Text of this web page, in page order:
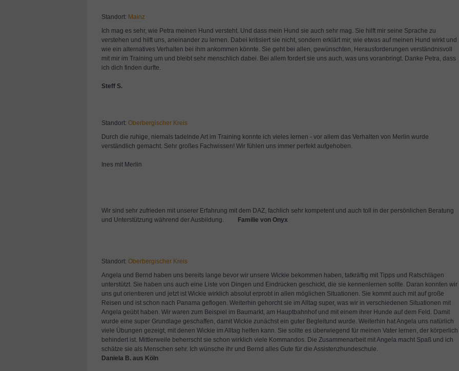
Standort: Mainz
Ich mag es sehr, wie Petra meinen Hund versteht. Und dass mein Hund sie auch sehr mag. Sie hilft mir seine Sprache zu
verstehen und hilft uns, aneinander zu lernen. Dabei kritisiert sie nicht, sondern erklärt mir, wie etwas auf meinen Hund wirkt und
wie ein alternatives Verhalten bei ihm ankommen könnte. Sie geht bei allen, gewünschten, Herausforderungen verständnisvoll
mit mir im Training um und bleibt sehr menschlich dabei. Bei allem fordert sie uns auch, was uns voranbringt. Danke Petra, dass
ich dich finden durfte.
Steff S.
Standort: Oberbergischer Kreis
Durch die ruhige, niemals tadelnde Art im Training konnte ich vieles lernen - vor allem das Verhalten von Merlin wurde
verständlich gemacht. Sehr großes Fachwissen! Wir fühlen uns immer perfekt aufgehoben.
Ines mit Merlin
Wir sind sehr zufrieden mit unserer Erfahrung mit dem DAZ, fachlich sehr kompetent und auch toll in der persönlichen Beratung
und Unterstützung während der Ausbildung.
Familie von Onyx
Standort: Oberbergischer Kreis
Angela und Bernd haben uns bereits lange bevor wir unsere Wickie bekommen haben, tatkräftig mit Tipps und Ratschlägen
unterstützt. Sie haben uns auch eine Liste von Dingen und Eindrücken geschickt, die sie kennenlernen sollte. Daran konnten wir
uns gut orientieren und jetzt ist Wickie wirklich absolut erprobt in allen möglichen Situationen. Sie kommt auch mit auf große
Reisen und ist schon nach Panama geflogen. Weiterhin gehorcht sie im Alltag super, was wir in verschiedenen Situationen mit
Angela geübt haben. Wir waren zum Beispiel im Baumarkt, am Hauptbahnhof und mit einem ihrer Hunde auf dem Feld. Damit
wurde eine super Grundlage geschaffen, damit Wickie zunächst ein guter Begleitund wurde. Weiterhin hat Angela uns natürlich
viele Übungen gezeigt, mit denen Wickie im Alltag helfen kann. Sie sollte es überwiegend für meinen Vater lernen, der körperlich
behindert ist. Mittlerweile beherrscht sie schon wirklich viele Kommandos. Die Zusammenarbeit mit Angela macht Spaß und ich
schätze sie als Menschen sehr. Ich wünsche ihr und Bernd alles Gute für die Assistenzhundeschule.
Daniela B. aus Köln